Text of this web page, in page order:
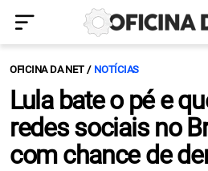
OFICINA DA NET NOTÍCIAS
Lula bate o pé e
redes sociais no
com chance de